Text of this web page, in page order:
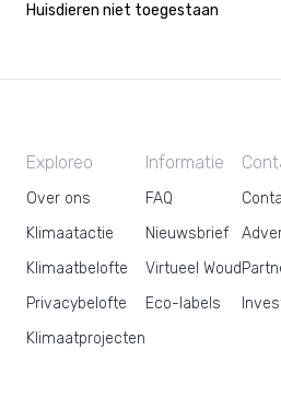
Huisdieren niet toegestaan
Exploreo
Over ons
Klimaatactie
Klimaatbelofte
Privacybelofte
Klimaatprojecten
Informatie
FAQ
Nieuwsbrief
Virtueel Woud
Eco-labels